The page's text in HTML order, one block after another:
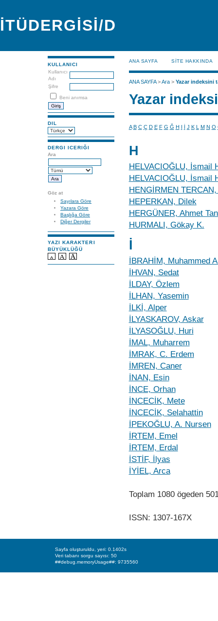
İTÜDERGİSİ/D
KULLANICI
Kullanıcı
Adı
Şifre
Beni anımsa
DIL
DERGI ICERIĞI
Ara
Göz at
Sayılara Göre
Yazara Göre
Başlığa Göre
Diğer Dergiler
YAZI KARAKTERI
BÜYÜKLÜĞÜ
ANA SAYFA SİTE HAKKINDA
ANA SAYFA>Ara> Yazar indeksini
Yazar
A B C Ç D E F G Ğ H I İ J K L M N O
H
HELVACIOĞLU, İsmail
HELVACIOĞLU, İsmail
HENGİRMEN
HEPERKAN, Dilek
HERGÜNER, Ahmet
HURMALI, Gökay K.
İ
İBRAHİM, Muhammed
İHVAN, Sedat
İLDAY, Özlem
İLHAN, Yasemin
İLKİ, Alper
İLYASKAROV, Askar
İLYASOĞLU, Huri
İMAL, Muharrem
İMRAK, C. Erdem
İMREN, Caner
İNAN, Esin
İNCE, Orhan
İNCECİK, Mete
İNCECİK, Selahattin
İPEKOĞLU, A. Nursen
İRTEM, Emel
İRTEM, Erdal
İSTİF, İlyas
İYİEL, Arca
Toplam 1080 ögeden
ISSN: 1307-167X
Sayfa oluşturuldu, yeri: 0.1402s
Veri tabanı sorgu sayısı: 50
##debug.memoryUsage##: 9735560